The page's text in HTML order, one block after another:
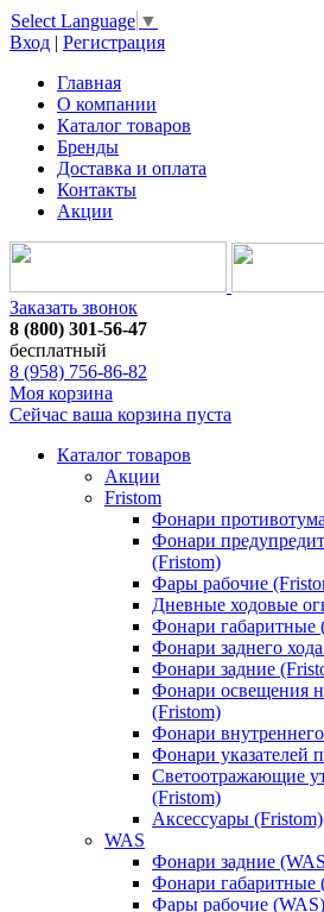
Select Language ▼
Вход | Регистрация
Главная
О компании
Каталог товаров
Бренды
Доставка и оплата
Контакты
Акции
Заказать звонок
8 (800) 301-56-47
бесплатный
8 (958) 756-86-82
Моя корзина
Сейчас ваша корзина пуста
Каталог товаров
Акции
Fristom
Фонари
Фонари
(Fristom)
Фары рабочие
Дневные ходовые
Фонари габаритные
Фонари заднего
Фонари задние
Фонари освещения
(Fristom)
Фонари
Фонари указателей
Светоотражающие
(Fristom)
Аксессуары (Fristom)
WAS
Фонари задние
Фонари габаритные
Фары рабочие (WAS)